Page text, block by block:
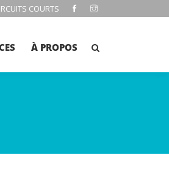
COURTS
À PROPOS